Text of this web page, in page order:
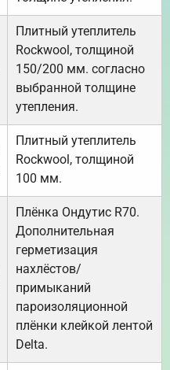
Плитный утеплитель
Rockwool, толщиной
150/200 мм. согласно
выбранной толщине
утепления.
Плитный утеплитель
Rockwool, толщиной
100 мм.
Плёнка Ондутис R70.
Дополнительная
герметизация
нахлёстов/
примыканий
пароизоляционной
плёнки клейкой лентой
Delta.